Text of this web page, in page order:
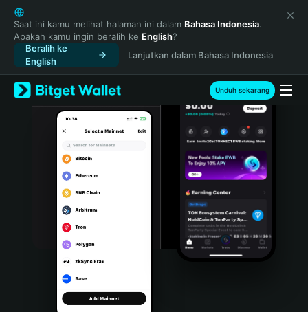
English
日本語
Tiếng Việt
Русский
Español (Latinoamérica)
Türkçe
Italiano
Português (Portugal)
Bahasa Indonesia
Português (Brasil)
Español (Argentina)
Saat ini kamu melihat halaman ini dalam Bahasa Indonesia.
Apakah kamu ingin beralih ke English?
Beralih ke
English
Lanjutkan dalam Bahasa Indonesia
Unduh sekarang